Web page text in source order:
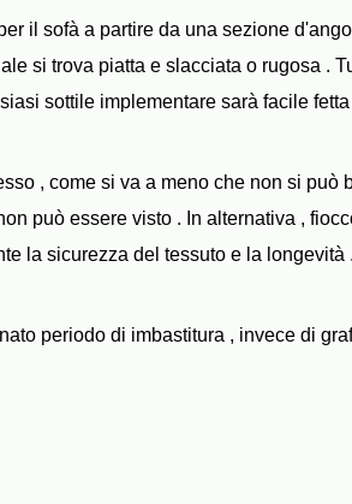
il sofà a partire da una sezione
si trova piatta e slacciata o rugosa .
sottile implementare sarà facile
, come si va a meno che non si può
può essere visto . In alternativa ,
la sicurezza del tessuto e la longevità .
periodo di imbastitura , invece di